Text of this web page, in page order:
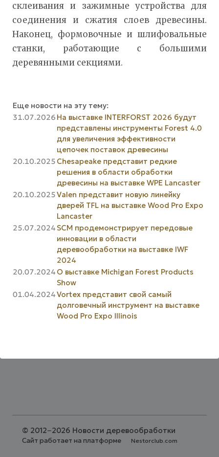
склеивания и зажимные устройства для
соединения и сжатия слоев древесины.
Наконец, формовочные и шлифовальные
станки, работающие с большими
деревянными секциями.
Еще новости на эту тему:
31.07.2026 На выставке INTERFORST 2026 будут
представлены инструменты Forest 4.0
для увеличения эффективности
цепочек поставок древесины
20.10.2025 Chesapeake представит редкие
решения в области обработки
древесины на выставке WPE Lancaster
20.10.2025Valen представит новую линейку
дверей TFL на выставке Wood Pro Expo
Lancaster
25.07.2024 SCM продемонстрирует передовые
инновации в области
деревообработки на выставке IWF
2024
20.07.2024 О выставке Michigan Forest Products
Show
01.04.2024Vortex представит свой самый
долговечный инструмент на выставке
Wood Pro Expo Illinois
© 2012−2026 Новости деревообработки
Сайт работает на платформе Nestorclub.com